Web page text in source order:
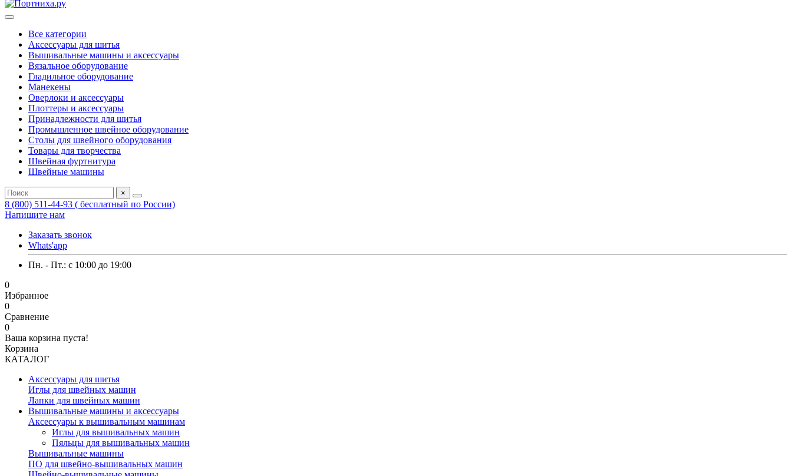
Все категории
Аксессуары для шитья
Вышивальные машины и аксессуары
Вязальное оборудование
Гладильное оборудование
Манекены
Оверлоки и аксессуары
Плоттеры и аксессуары
Принадлежности для шитья
Промышленное швейное оборудование
Столы для швейного оборудования
Товары для творчества
Швейная фуртнитура
Швейные машины
×
8 (800) 511-44-93 ( бесплатный по России)
Напишите нам
Заказать звонок
Whats'app
Пн. - Пт.: c 10:00 до 19:00
0
Избранное
0
Сравнение
0
Ваша корзина пуста!
Корзина
КАТАЛОГ
Аксессуары для шитья
Иглы для швейных машин
Лапки для швейных машин
Вышивальные машины и аксессуары
Аксессуары к вышивальным машинам
Иглы для вышивальных машин
Пяльцы для вышивальных машин
Вышивальные машины
ПО для швейно-вышивальных машин